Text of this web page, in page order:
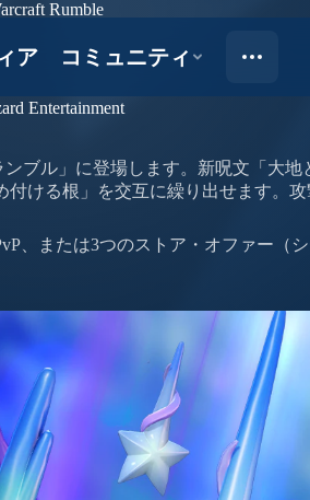
Rumble
Entertainment
ブル」に登場します。新呪文「大
ける根」を交互に繰り出せます。
、または3つのストア・オファー